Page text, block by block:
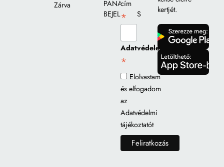
Zárva
PANASZ
BEJELENTÉS
cím
*
Adatvédelem
*
Elolvastam
és elfogadom
az
Adatvédelmi
tájékoztatót
kertjét.
gomb
gomb